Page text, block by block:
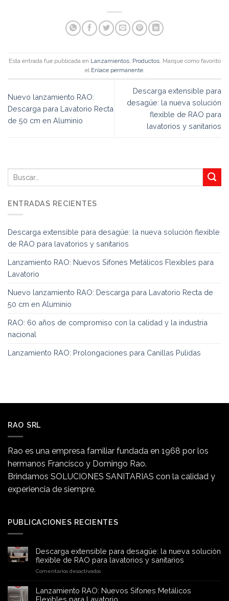
Esta entrada fue publicada en Lanzamientos, Productos. Marque como favorito
el Enlace permanente.
Nuevo lanzamiento RAO:
Descarga para Lavatorio Recta
de 50 cm en Aluminio
Descarga extensible para
desagüe: la nueva solución
flexible de RAO para
lavatorios y sanitarios
ENTRADAS RECIENTES
Descarga extensible para desagüe: la nueva solución flexible
de RAO para lavatorios y sanitarios
Lanzamiento RAO: Nuevos Sifones Metálicos Flexibles para
Lavatorio
Nuevo lanzamiento RAO: Descarga para Lavatorio Recta de
50 cm en Aluminio
RAO: 60 años de compromiso con la calidad y la industria
nacional
Lanzamiento RAO: Prolongaciones para Canillas Pulidas
RAO SRL
Rao es una empresa familiar fundada en 1968 por los
hermanos Francisco y Domingo Rao.
Brindamos SOLUCIONES SANITARIAS con la calidad y
experiencia de siempre.
PUBLICACIONES RECIENTES
Descarga extensible para desagüe: la nueva solución
flexible de RAO para lavatorios y sanitarios
Comentarios desactivadosen
extensible
para
Lanzamiento RAO: Nuevos Sifones Metálicos